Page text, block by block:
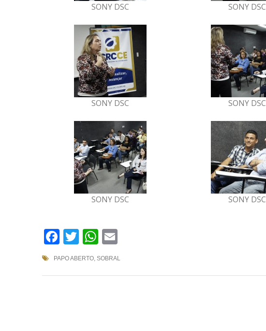
SONY DSC SONY DSC
SONY DSC SONY DSC
SONY DSC SONY DSC
Facebook
TwitterWhatsApp
PAPO ABERTO, SOBRAL